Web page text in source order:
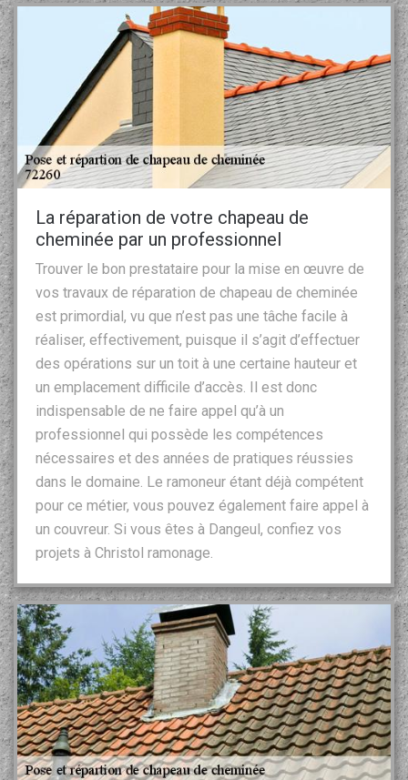
La réparation de votre chapeau de
cheminée par un professionnel
Trouver le bon prestataire pour la mise en œuvre de
vos travaux de réparation de chapeau de cheminée
est primordial, vu que n’est pas une tâche facile à
réaliser, effectivement, puisque il s’agit d’effectuer
des opérations sur un toit à une certaine hauteur et
un emplacement difficile d’accès. Il est donc
indispensable de ne faire appel qu’à un
professionnel qui possède les compétences
nécessaires et des années de pratiques réussies
dans le domaine. Le ramoneur étant déjà compétent
pour ce métier, vous pouvez également faire appel à
un couvreur. Si vous êtes à Dangeul, confiez vos
projets à Christol ramonage.